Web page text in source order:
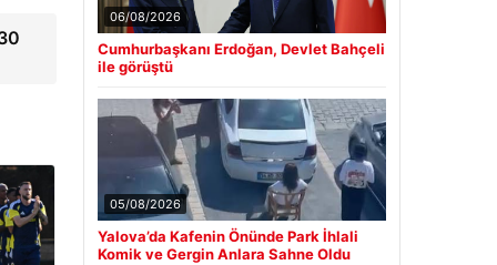
06/08/2026
Cumhurbaşkanı Erdoğan, Devlet Bahçeli
ile görüştü
05/08/2026
Yalova’da Kafenin Önünde Park İhlali
Komik ve Gergin Anlara Sahne Oldu